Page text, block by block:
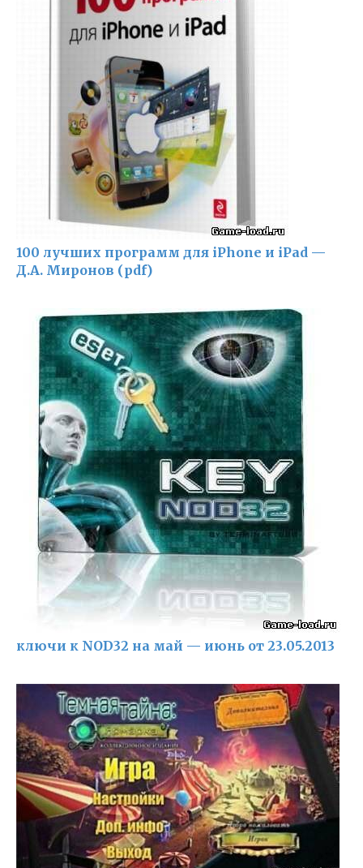
100 лучших программ для iPhone и iPad —
Д.А. Миронов (pdf)
ключи к NOD32 на май — июнь от 23.05.2013